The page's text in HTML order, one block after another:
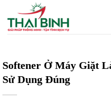
qua
nội
Softener Ở Máy Giặt
Sử Dụng Đúng